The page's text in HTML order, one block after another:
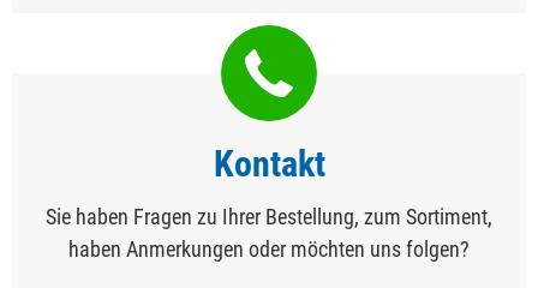
Kontakt
Sie haben Fragen zu Ihrer Bestellung, zum Sortiment,
haben Anmerkungen oder möchten uns folgen?